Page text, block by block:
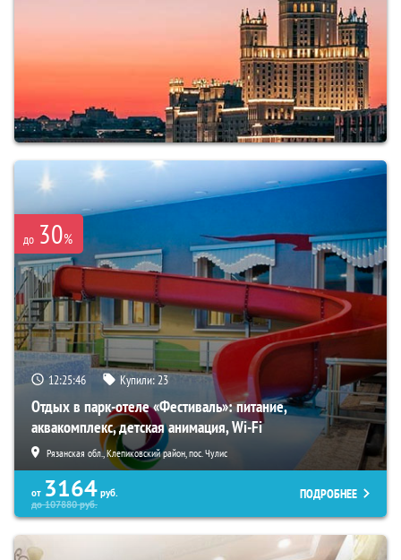
до 30%
12:25:45 Купили:23
Отдых в парк-отеле «Фестиваль»: питание,
аквакомплекс, детская анимация, Wi-Fi
Рязанская обл., Клепиковский район, пос. Чулис
от 3164 руб.
до107880руб.
ПОДРОБНЕЕ